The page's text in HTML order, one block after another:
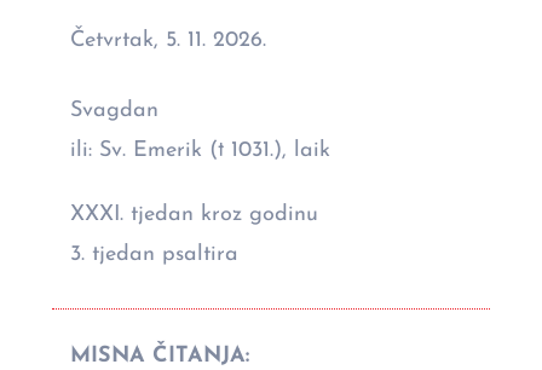
Četvrtak, 5. 11. 2026.
Svagdan
ili: Sv. Emerik († 1031.), laik
XXXI. tjedan kroz godinu
3. tjedan psaltira
MISNA ČITANJA: